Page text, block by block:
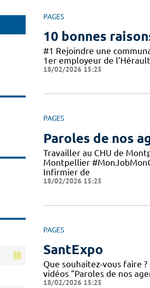
PAGES
10 bonnes
#1 Rejoindre une
1er employeur de
18/02/2026 15:25
PAGES
Paroles de nos
Travailler au CHU de
Montpellier
Infirmier de
18/02/2026 15:25
PAGES
SantExpo
Que souhaitez-vous faire
vidéos "Paroles de nos
18/02/2026 15:25